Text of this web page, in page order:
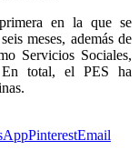
en la que se
meses, además de
Servicios Sociales,
total, el PES ha
PinterestEmail